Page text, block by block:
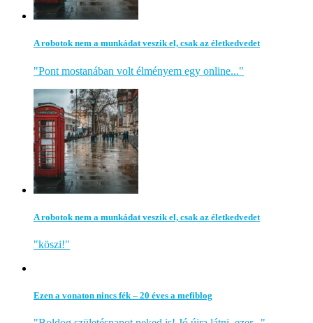
A robotok nem a munkádat veszik el, csak az életkedvedet
"Pont mostanában volt élményem egy online..."
A robotok nem a munkádat veszik el, csak az életkedvedet
"köszi!"
Ezen a vonaton nincs fék – 20 éves a mefiblog